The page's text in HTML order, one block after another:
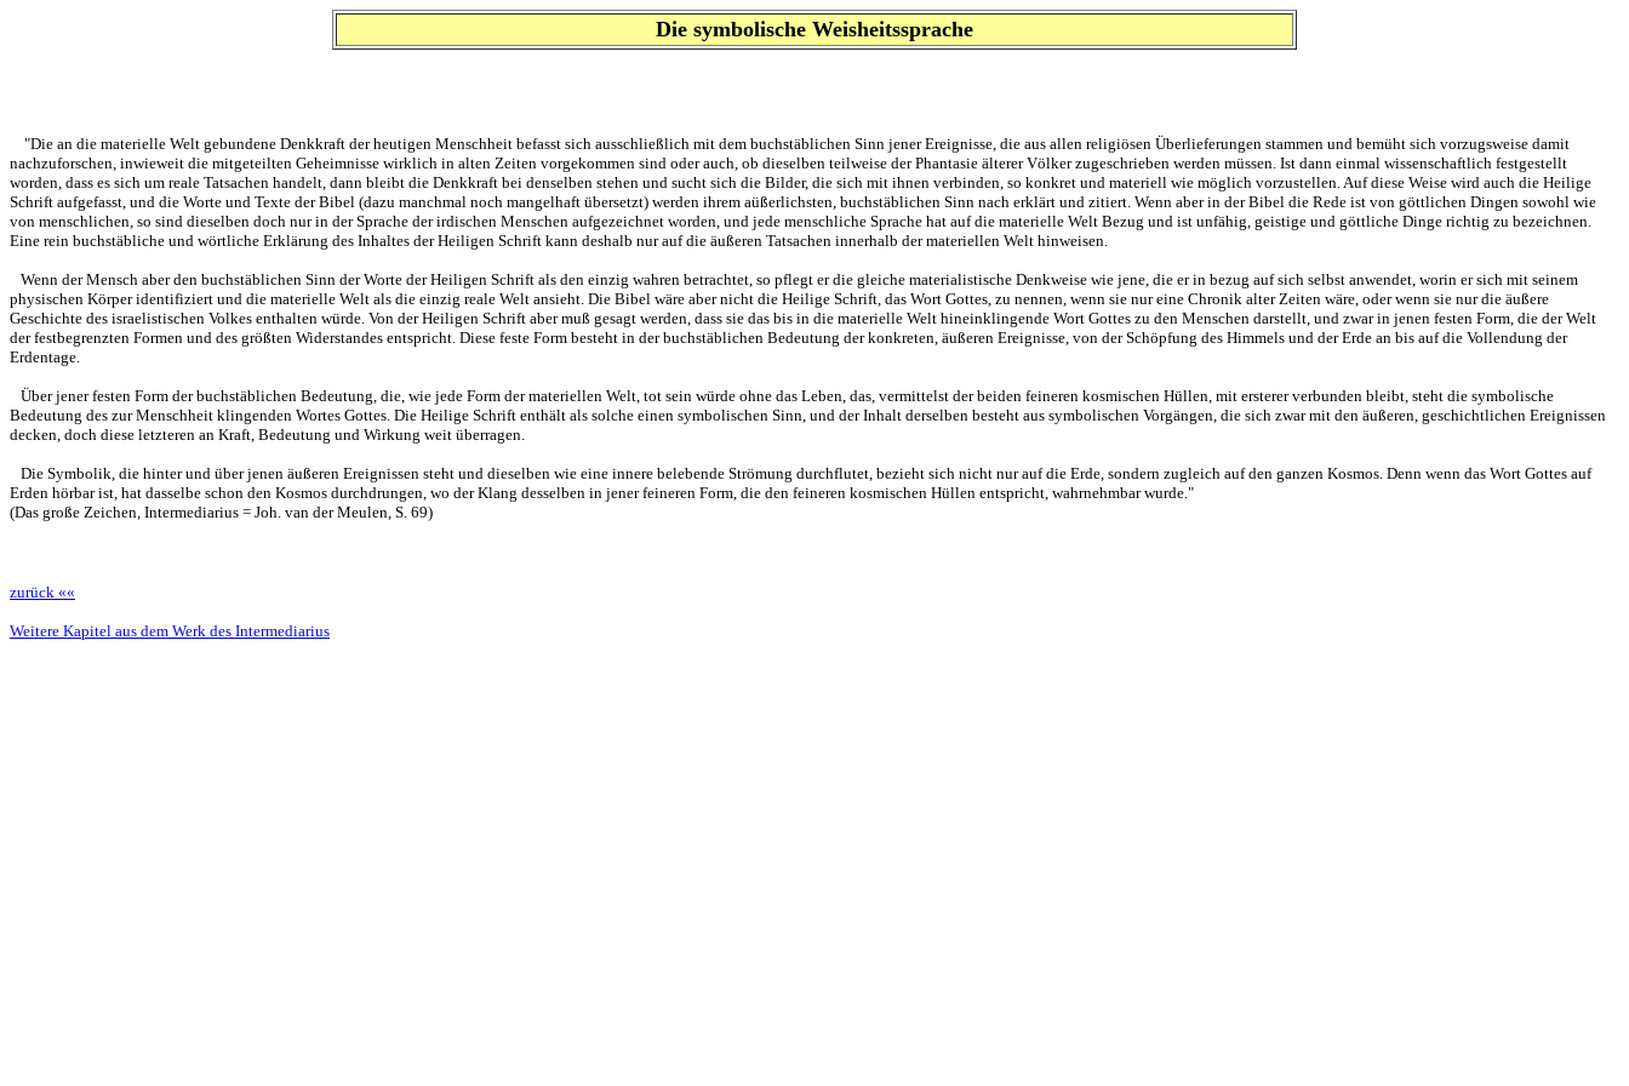
Die symbolische Weisheitssprache
"Die an die materielle Welt gebundene Denkkraft der heutigen Menschheit befasst sich ausschließlich mit dem buchstäblichen Sinn jener Ereignisse, die aus allen religiösen Überlieferungen stammen und bemüht sich vorzugsweise damit
nachzuforschen, inwieweit die mitgeteilten Geheimnisse wirklich in alten Zeiten vorgekommen sind oder auch, ob dieselben teilweise der Phantasie älterer Völker zugeschrieben werden müssen. Ist dann einmal wissenschaftlich festgestellt
worden, dass es sich um reale Tatsachen handelt, dann bleibt die Denkkraft bei denselben stehen und sucht sich die Bilder, die sich mit ihnen verbinden, so konkret und materiell wie möglich vorzustellen. Auf diese Weise wird auch die Heilige
Schrift aufgefasst, und die Worte und Texte der Bibel (dazu manchmal noch mangelhaft übersetzt) werden ihrem aüßerlichsten, buchstäblichen Sinn nach erklärt und zitiert. Wenn aber in der Bibel die Rede ist von göttlichen Dingen sowohl wie
von menschlichen, so sind dieselben doch nur in der Sprache der irdischen Menschen aufgezeichnet worden, und jede menschliche Sprache hat auf die materielle Welt Bezug und ist unfähig, geistige und göttliche Dinge richtig zu bezeichnen.
Eine rein buchstäbliche und wörtliche Erklärung des Inhaltes der Heiligen Schrift kann deshalb nur auf die äußeren Tatsachen innerhalb der materiellen Welt hinweisen.
Wenn der Mensch aber den buchstäblichen Sinn der Worte der Heiligen Schrift als den einzig wahren betrachtet, so pflegt er die gleiche materialistische Denkweise wie jene, die er in bezug auf sich selbst anwendet, worin er sich mit seinem
physischen Körper identifiziert und die materielle Welt als die einzig reale Welt ansieht. Die Bibel wäre aber nicht die Heilige Schrift, das Wort Gottes, zu nennen, wenn sie nur eine Chronik alter Zeiten wäre, oder wenn sie nur die äußere
Geschichte des israelistischen Volkes enthalten würde. Von der Heiligen Schrift aber muß gesagt werden, dass sie das bis in die materielle Welt hineinklingende Wort Gottes zu den Menschen darstellt, und zwar in jenen festen Form, die der Welt
der festbegrenzten Formen und des größten Widerstandes entspricht. Diese feste Form besteht in der buchstäblichen Bedeutung der konkreten, äußeren Ereignisse, von der Schöpfung des Himmels und der Erde an bis auf die Vollendung der
Erdentage.
Über jener festen Form der buchstäblichen Bedeutung, die, wie jede Form der materiellen Welt, tot sein würde ohne das Leben, das, vermittelst der beiden feineren kosmischen Hüllen, mit ersterer verbunden bleibt, steht die symbolische
Bedeutung des zur Menschheit klingenden Wortes Gottes. Die Heilige Schrift enthält als solche einen symbolischen Sinn, und der Inhalt derselben besteht aus symbolischen Vorgängen, die sich zwar mit den äußeren, geschichtlichen Ereignissen
decken, doch diese letzteren an Kraft, Bedeutung und Wirkung weit überragen.
Die Symbolik, die hinter und über jenen äußeren Ereignissen steht und dieselben wie eine innere belebende Strömung durchflutet, bezieht sich nicht nur auf die Erde, sondern zugleich auf den ganzen Kosmos. Denn wenn das Wort Gottes auf
Erden hörbar ist, hat dasselbe schon den Kosmos durchdrungen, wo der Klang desselben in jener feineren Form, die den feineren kosmischen Hüllen entspricht, wahrnehmbar wurde."
(Das große Zeichen, Intermediarius = Joh. van der Meulen, S. 69)
zurück ««
Weitere Kapitel aus dem Werk des Intermediarius